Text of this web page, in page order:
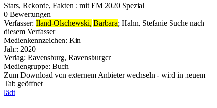
Stars, Rekorde, Fakten : mit EM 2020 Spezial
0 Bewertungen
Verfasser: Iland-Olschewski, Barbara; Hahn, Stefanie Suche nach
diesem Verfasser
Medienkennzeichen: Kin
Jahr: 2020
Verlag: Ravensburg, Ravensburger
Mediengruppe: Buch
Zum Download von externem Anbieter wechseln - wird in neuem
Tab geöffnet
lädt